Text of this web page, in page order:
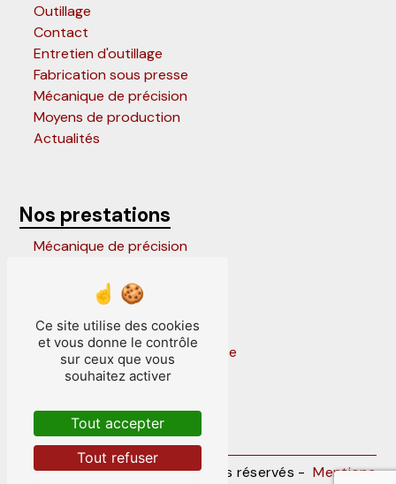
Outillage
Contact
Entretien d'outillage
Fabrication sous presse
Mécanique de précision
Moyens de production
Actualités
Nos prestations
Mécanique de précision
Entretien outillage de presse
Outils parisiens
Outillage de presse
Conception outillage de presse
Frappe sous presse
Outils à suivre
Fabrication sous presse
©Vistalid- 2026 - Tous droits réservés - Mentions
Ce site utilise des cookies
et vous donne le contrôle
sur ceux que vous
souhaitez activer
Tout accepter
Tout refuser